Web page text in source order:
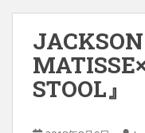
JACKSON
STOOL』